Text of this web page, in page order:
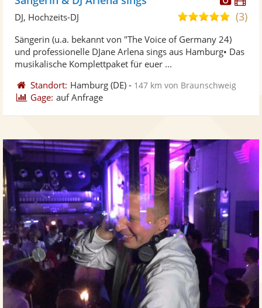
5,0
5
(3)
DJ, Hochzeits-DJ
Sängerin (u.a. bekannt von "The Voice of Germany 24)
und professionelle DJane Arlena sings aus Hamburg• Das
musikalische Komplettpaket für euer ...
Standort: Hamburg (DE) - 147 km von Braunschweig
Gage: auf Anfrage